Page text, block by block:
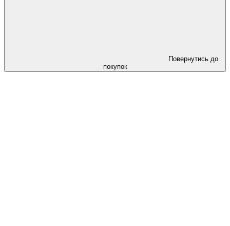
Повернутись до
покупок